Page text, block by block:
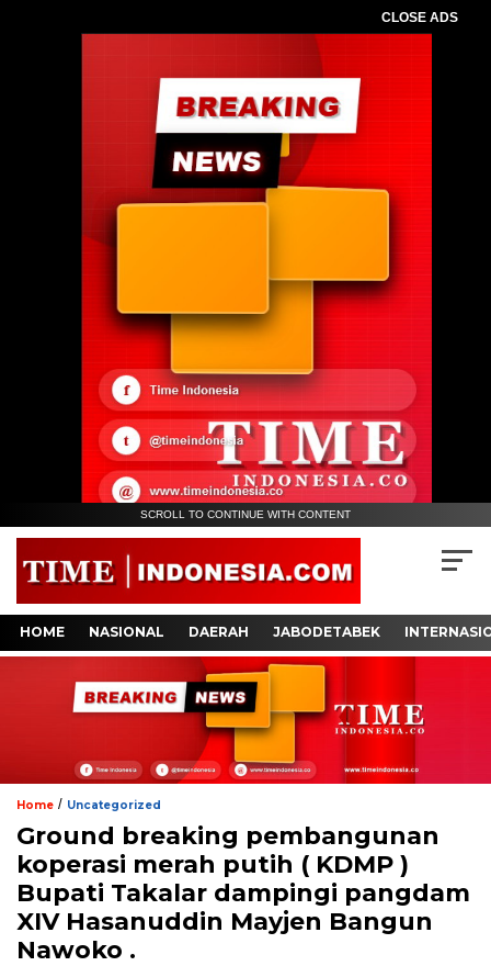
CLOSE ADS
SCROLL TO CONTINUE WITH CONTENT
HOME NASIONAL DAERAH JABODETABEK
Home / Uncategorized
Ground breaking pembangunan
koperasi merah putih ( KDMP )
Bupati Takalar dampingi pangdam
XIV Hasanuddin Mayjen Bangun
Nawoko .